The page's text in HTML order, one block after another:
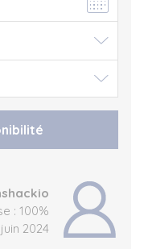
: 100%
2024